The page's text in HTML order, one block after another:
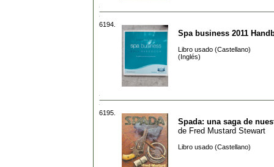
6194.
Spa business 2011
Libro usado (Castellano)
(Inglés)
6195.
Spada: una saga de
de Fred Mustard Stewart
Libro usado (Castellano)